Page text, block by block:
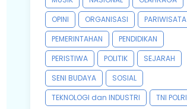
OPINI
ORGANISASI
PARIWISATA
PEMERINTAHAN
PENDIDIKAN
PERISTIWA
POLITIK
SEJARAH
SENI BUDAYA
SOSIAL
TEKNOLOGI dan INDUSTRI
TNI POLRI